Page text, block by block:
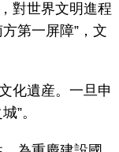
對世界文明進程
第一屏障”，文
遺産。一旦申
”。